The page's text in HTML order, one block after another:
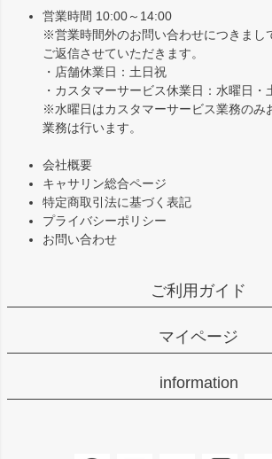
営業時間 10:00～14:00
※営業時間外のお問い合わせにつきまし
ご返信させていただきます。
・店舗休業日：土日祝
・カスタマーサービス休業日：水曜日・
※水曜日はカスタマーサービス業務のみ
業務は行います。
会社概要
キャサリン総合ページ
特定商取引法に基づく表記
プライバシーポリシー
お問い合わせ
ご利用ガイド
マイページ
information